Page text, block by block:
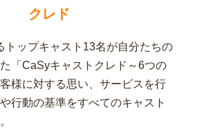
クレド
トップキャスト13名が自分たちの
「CaSyキャストクレド～6つの
様に対する思い、サービスを行
行動の基準をすべてのキャスト